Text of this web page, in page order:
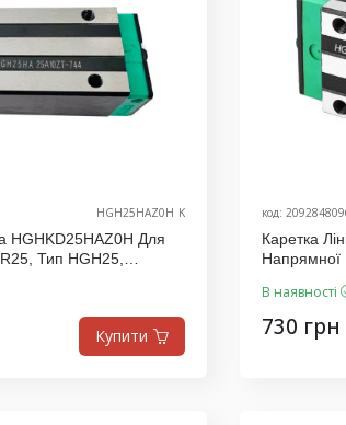
HGH25HAZ0H_K
HGHKD25HAZ0H Для
Тип HGH25,
Купити
код:
Каретка
Напрямної
В наявності
730 грн